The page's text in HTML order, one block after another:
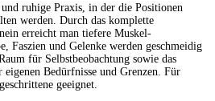
ruhige Praxis, in der die Positionen
werden. Durch das komplette
erreicht man tiefere Muskel-
Faszien und Gelenke werden geschmeidig
für Selbstbeobachtung sowie das
eigenen Bedürfnisse und Grenzen. Für
geeignet.